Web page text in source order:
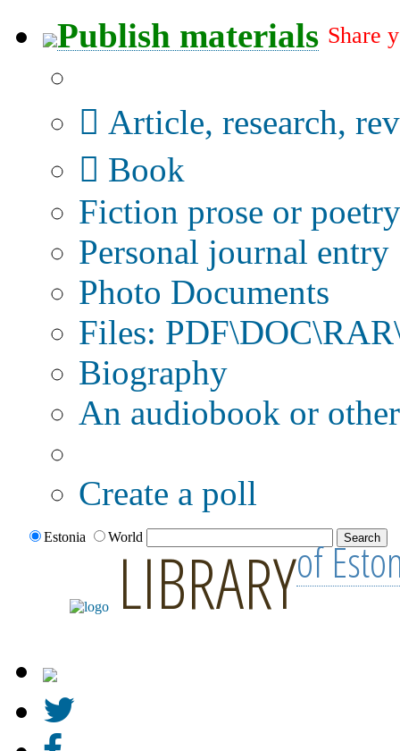
Publish materials Share
Article, research,
Book
Fiction prose or poetry
Personal journal entry
Photo Documents
Files:
Biography
An audiobook or
Create a poll
Estonia WorldLIBRARYof